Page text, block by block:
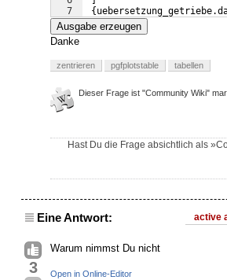
7
{
Ausgabe erzeugen
Danke
zentrieren pgfplotstable tabellen
Dieser Frage ist "Community Wiki"
Hast Du die Frage absichtlich als
Eine Antwort: active
3
Warum nimmst Du nicht
Open in Online-Editor